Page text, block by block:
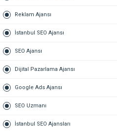
Reklam Ajansı
İstanbul SEO Ajansı
SEO Ajansı
Dijital Pazarlama Ajansı
Google Ads Ajansı
SEO Uzmanı
İstanbul SEO Ajansları